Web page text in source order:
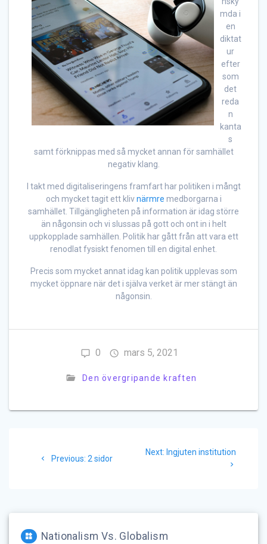
mda i
en
diktat
ur
efter
som
det
reda
n
kanta
s
samt förknippas med så mycket annan för samhället
negativ klang.
I takt med digitaliseringens framfart har politiken i mångt
och mycket tagit ett klivnärmre medborgarna i
samhället. Tillgängligheten på information är idag större
än någonsin och vi slussas på gott och ont in i helt
uppkopplade samhällen. Politik har gått från att vara ett
renodlat fysiskt fenomen till en digital enhet.
Precis som mycket annat idag kan politik upplevas som
mycket öppnare när det i själva verket är mer stängt än
någonsin.
0 mars 5, 2021
Den övergripande kraften
Previous: Previous
2 sidor
Next: Next
Ingjuten institution
Nationalism Vs. Globalism